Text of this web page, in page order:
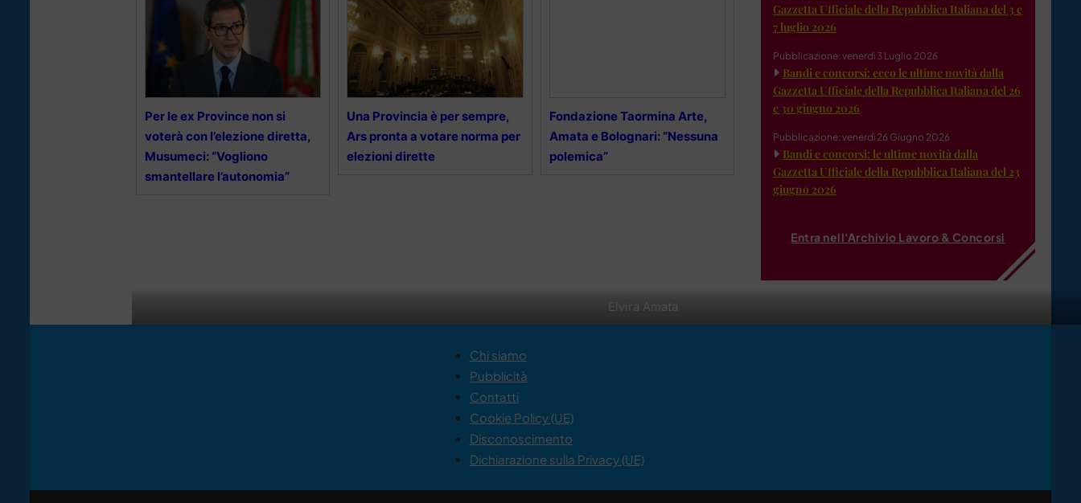
Elvira Amata
Per le ex Province non si
voterà con l’elezione diretta,
Musumeci: “Vogliono
smantellare l’autonomia”
Una Provincia è per sempre,
Ars pronta a votare norma per
elezioni dirette
Fondazione Taormina Arte,
Amata e Bolognari: “Nessuna
polemica”
Gazzetta Ufficiale della Repubblica Italiana del 3 e
7 luglio 2026
Pubblicazione: venerdì 3 Luglio 2026
Bandi e concorsi: ecco le ultime novità dalla
Gazzetta Ufficiale della Repubblica Italiana del 26
e 30 giugno 2026
Pubblicazione: venerdì 26 Giugno 2026
Bandi e concorsi: le ultime novità dalla
Gazzetta Ufficiale della Repubblica Italiana del 23
giugno 2026
Entra nell'Archivio Lavoro & Concorsi
Chi siamo
Pubblicità
Contatti
Cookie Policy (UE)
Disconoscimento
Dichiarazione sulla Privacy (UE)